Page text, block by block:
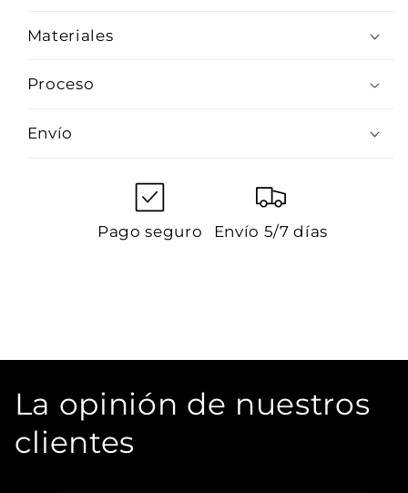
Materiales
Proceso
Envío
Pago seguro Envío 5/7 días
La opinión de nuestros
clientes